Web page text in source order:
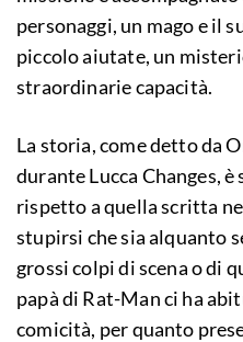
personaggi, un mago e il
piccolo aiutate, un
straordinarie capacità.
La storia, come detto da
durante Lucca Changes,
rispetto a quella scritta
stupirsi che sia alquanto
grossi colpi di scena o di
papà di Rat-Man ci ha
comicità, per quanto